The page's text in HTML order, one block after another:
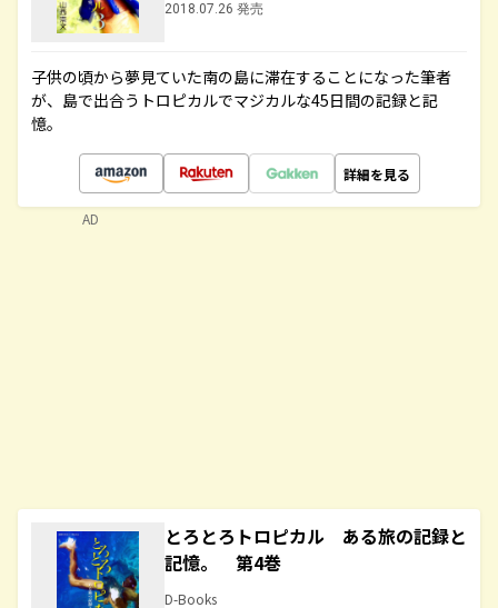
2018.07.26 発売
子供の頃から夢見ていた南の島に滞在することになった筆者
が、島で出合うトロピカルでマジカルな45日間の記録と記
憶。
詳細を見る
とろとろトロピカル ある旅の記録と
記憶。 第4巻
D-Books
AD